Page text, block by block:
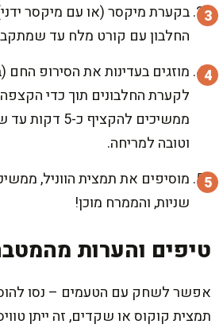
בקערת מיקסר (או עם מיקסר
החלבון עם קורט מלח עד
מוזגים בעדינות את הסירופ החם
לקערת החלבונים תוך כדי הקצפה
ממשיכים
וטובה למריחה.
שניות, והממרח מוכן!
טיפים והערות
אפשר לשחק עם הטעמים – נסו
תמצית קוקוס או שקדים, זה ייתן